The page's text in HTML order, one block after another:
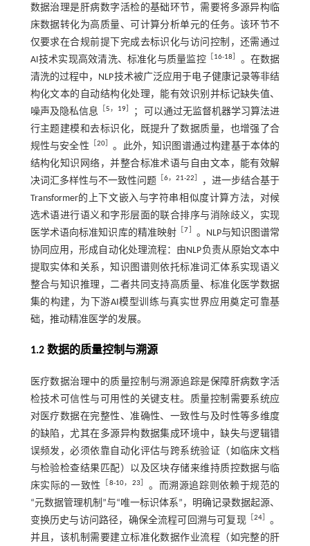
数据治理是肝病数字活检的基础环节，需要将多源异构临
床数据转化为高质量、可计算分析单元的任务。该环节不
仅要求在合规前提下完成去标识化与访问控制，还需通过
AI技术实现高效清洗、标准化与质量监控［ 16-18
。在数据
清洗的过程中，NLP技术被广泛应用于电子健康记录等非结
构化文本的自动结构化处理，能有效识别并标记缺失值、
噪声及隐私信息 ［5， 19
；可以通过无监督机器学习算法进
行主题建模和去标识化，既提升了数据质量，也增强了合
规性与安全性
20］ 。此外，知识图谱通过构建基于本体的
结构化知识网络，并整合标准术语与自由文本，能有效解
决词汇多样性与不一致性问题 ［6，21-22
，进一步结合基于
Transformer的上下文嵌入与字符串相似度计算方法，对候
选术语进行语义和字形层面的联合排序与消除歧义，实现
医学术语向标准知识库的精准映射 ［7
。NLP与知识图谱常
协同应用，形成自动化处理流程：由NLP负责从原始文本中
提取实体和关系，知识图谱则依托标准词汇体系实现语义
整合与知识推理，二者共同支持高质量、标准化医学数据
集的构建，为下游AI模型训练与真实世界应用奠定可靠基
础，推动精准医学的发展。
1.2 数据的质量控制与溯源
医疗数据治理中的质量控制与溯源追踪是保障肝病数字活
检技术可信性与可用性的关键支柱。质量控制需要系统应
对医疗数据在完整性、准确性、一致性与及时性等多维度
的缺陷，尤其在多源异构数据集成环境中，缺失与逻辑错
误频发，必须依靠自动化评估与跨系统验证（如临床文档
与检验检查结果匹配）以及区块存储来维持质控数据与临
床实际的一致性
8-10， 23
。而溯源追踪则依赖于规范的
“元数据管理机制”与“唯一标识体系”，明确记录数据起源、
变换历史与访问路径，确保全流程可回溯与可复现 ［24
。
并且，该机制需要建立标准化数据作业流程（如完整的肝